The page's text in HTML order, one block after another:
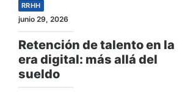
RRHH
junio 29, 2026
Retención de talento en la
era digital: más allá del
sueldo